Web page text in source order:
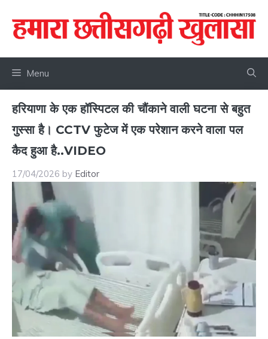
content
Menu
हरियाणा के एक हॉस्पिटल की चौंकाने वाली घटना से बहुत
गुस्सा है। CCTV फुटेज में एक परेशान करने वाला पल
कैद हुआ है..VIDEO
17/04/2026 by Editor